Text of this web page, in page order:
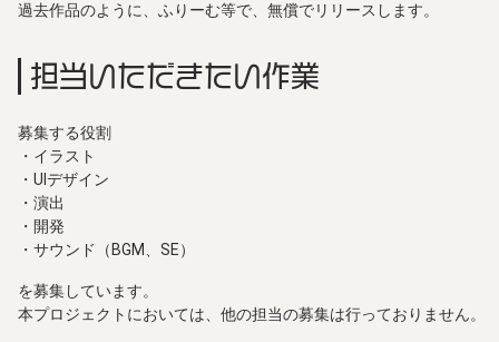
過去作品のように、ふりーむ等で、無償でリリースします。
担当いただきたい作業
募集する役割
・イラスト
・UIデザイン
・演出
・開発
・サウンド（BGM、SE）
を募集しています。
本プロジェクトにおいては、他の担当の募集は行っておりません。